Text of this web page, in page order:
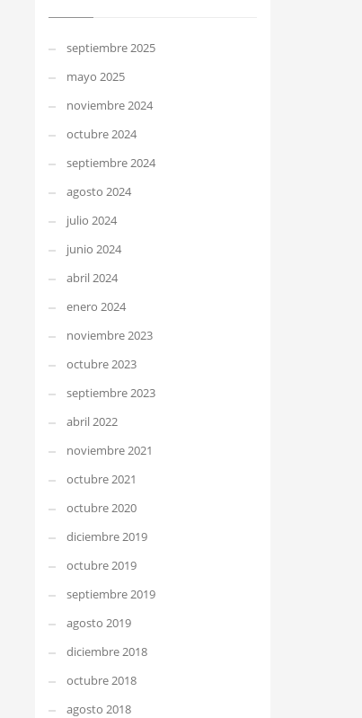
septiembre 2025
mayo 2025
noviembre 2024
octubre 2024
septiembre 2024
agosto 2024
julio 2024
junio 2024
abril 2024
enero 2024
noviembre 2023
octubre 2023
septiembre 2023
abril 2022
noviembre 2021
octubre 2021
octubre 2020
diciembre 2019
octubre 2019
septiembre 2019
agosto 2019
diciembre 2018
octubre 2018
agosto 2018